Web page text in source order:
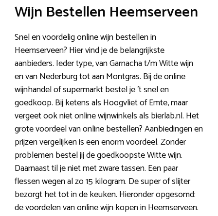
Wijn Bestellen Heemserveen
Snel en voordelig online wijn bestellen in
Heemserveen? Hier vind je de belangrijkste
aanbieders. Ieder type, van Garnacha t/m Witte wijn
en van Nederburg tot aan Montgras. Bij de online
wijnhandel of supermarkt bestel je ’t snel en
goedkoop. Bij ketens als Hoogvliet of Emte, maar
vergeet ook niet online wijnwinkels als bierlab.nl. Het
grote voordeel van online bestellen? Aanbiedingen en
prijzen vergelijken is een enorm voordeel. Zonder
problemen bestel jij de goedkoopste Witte wijn.
Daarnaast til je niet met zware tassen. Een paar
flessen wegen al zo 15 kilogram. De super of slijter
bezorgt het tot in de keuken. Hieronder opgesomd:
de voordelen van online wijn kopen in Heemserveen.